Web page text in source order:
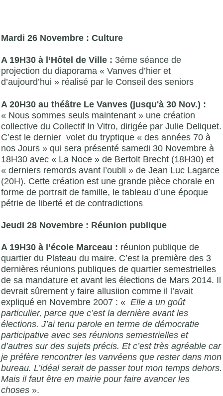
Mardi 26 Novembre : Culture
A 19H30 à l’Hôtel de Ville : 3éme séance de
projection du diaporama « Vanves d’hier et
d’aujourd’hui » réalisé par le Conseil des seniors
A 20H30 au théâtre Le Vanves (jusqu'à 30 Nov.) :
« Nous sommes seuls maintenant » une création
collective du Collectif In Vitro, dirigée par Julie Deliquet.
C’est le dernier volet du tryptique « des années 70 à
nos Jours » qui sera présenté samedi 30 Novembre à
18H30 avec « La Noce » de Bertolt Brecht (18H30) et
« derniers remords avant l’oubli » de Jean Luc Lagarce
(20H). Cette création est une grande pièce chorale en
forme de portrait de famille, le tableau d’une époque
pétrie de liberté et de contradictions
Jeudi 28 Novembre : Réunion publique
A 19H30 à l’école Marceau : réunion publique de
quartier du Plateau du maire. C’est la première des 3
dernières réunions publiques de quartier semestrielles
de sa mandature et avant les élections de Mars 2014. Il
devrait sûrement y faire allusiion comme il l’avait
expliqué en Novembre 2007 : « Elle a un goût
particulier, parce que c’est la dernière avant les
élections. J’ai tenu parole en terme de démocratie
participative avec ses réunions semestrielles et
d’autres sur des sujets précis. Et c’est très agréable car
je préfère rencontrer les vanvéens que rester dans mon
bureau. L’idéal serait de passer tout mon temps dehors.
Mais il faut être en mairie pour faire avancer les
choses ».